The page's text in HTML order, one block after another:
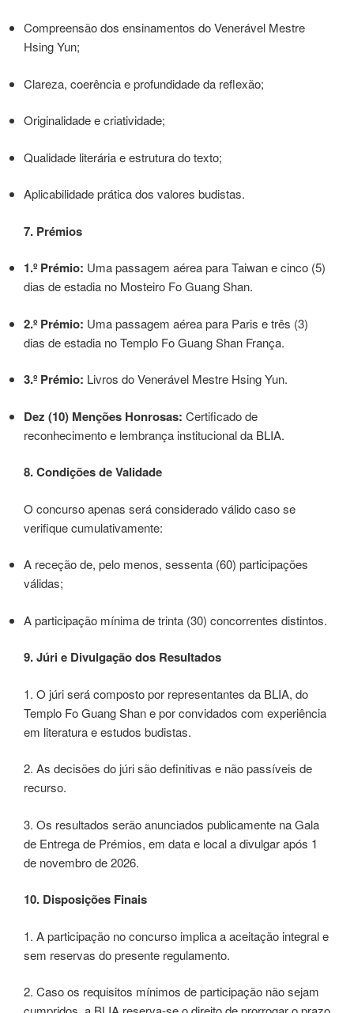
Compreensão dos ensinamentos do Venerável Mestre
Hsing Yun;
Clareza, coerência e profundidade da reflexão;
Originalidade e criatividade;
Qualidade literária e estrutura do texto;
Aplicabilidade prática dos valores budistas.
7. Prémios
1.º Prémio: Uma passagem aérea para Taiwan e cinco (5)
dias de estadia no Mosteiro Fo Guang Shan.
2.º Prémio: Uma passagem aérea para Paris e três (3)
dias de estadia no Templo Fo Guang Shan França.
3.º Prémio: Livros do Venerável Mestre Hsing Yun.
Dez (10) Menções Honrosas: Certificado de
reconhecimento e lembrança institucional da BLIA.
8. Condições de Validade
O concurso apenas será considerado válido caso se
verifique cumulativamente:
A receção de, pelo menos, sessenta (60) participações
válidas;
A participação mínima de trinta (30) concorrentes distintos.
9. Júri e Divulgação dos Resultados
1. O júri será composto por representantes da BLIA, do
Templo Fo Guang Shan e por convidados com experiência
em literatura e estudos budistas.
2. As decisões do júri são definitivas e não passíveis de
recurso.
3. Os resultados serão anunciados publicamente na Gala
de Entrega de Prémios, em data e local a divulgar após 1
de novembro de 2026.
10. Disposições Finais
1. A participação no concurso implica a aceitação integral e
sem reservas do presente regulamento.
2. Caso os requisitos mínimos de participação não sejam